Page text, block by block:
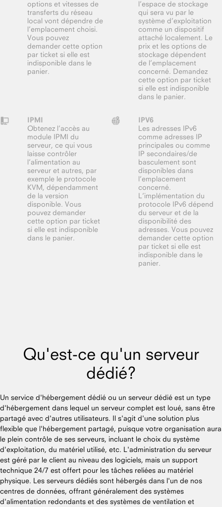
options et vitesses de
transferts du réseau
local vont dépendre de
l’emplacement choisi.
Vous pouvez
demander cette option
par ticket si elle est
indisponible dans le
panier.
l’espace de stockage
qui sera vu par le
système d’exploitation
comme un dispositif
attaché localement. Le
prix et les options de
stockage dépendent
de l’emplacement
concerné. Demandez
cette option par ticket
si elle est indisponible
dans le panier.
IPMI
Obtenez l’accès au
module IPMI du
serveur, ce qui vous
laisse contrôler
l’alimentation au
serveur et autres, par
exemple le protocole
KVM, dépendamment
de la version
disponible. Vous
pouvez demander
cette option par ticket
si elle est indisponible
dans le panier.
IPV6
Les adresses IPv6
comme adresses IP
principales ou comme
IP secondaires/de
basculement sont
disponibles dans
l’emplacement
concerné.
L’implémentation du
protocole IPv6 dépend
du serveur et de la
disponibilité des
adresses. Vous pouvez
demander cette option
par ticket si elle est
indisponible dans le
panier.
Qu'est-ce qu'un serveur
dédié?
Un service d'hébergement dédié ou un serveur dédié est un type
d'hébergement dans lequel un serveur complet est loué, sans être
partagé avec d'autres utilisateurs. Il s'agit d'une solution plus
flexible que l'hébergement partagé, puisque votre organisation aura
le plein contrôle de ses serveurs, incluant le choix du système
d'exploitation, du matériel utilisé, etc. L'administration du serveur
est géré par le client au niveau des logiciels, mais un support
technique 24/7 est offert pour les tâches reliées au matériel
physique. Les serveurs dédiés sont hébergés dans l'un de nos
centres de données, offrant généralement des systèmes
d'alimentation redondants et des systèmes de ventilation et